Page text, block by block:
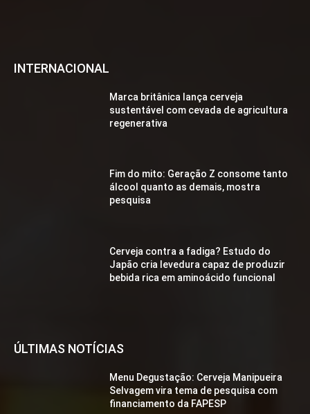
INTERNACIONAL
Marca britânica lança cerveja
sustentável com cevada de agricultura
regenerativa
Fim do mito: Geração Z consome tanto
álcool quanto as demais, mostra
pesquisa
Cerveja contra a fadiga? Estudo do
Japão cria levedura capaz de produzir
bebida rica em aminoácido funcional
ÚLTIMAS NOTÍCIAS
Menu Degustação: Cerveja Manipueira
Selvagem vira tema de pesquisa com
financiamento da FAPESP